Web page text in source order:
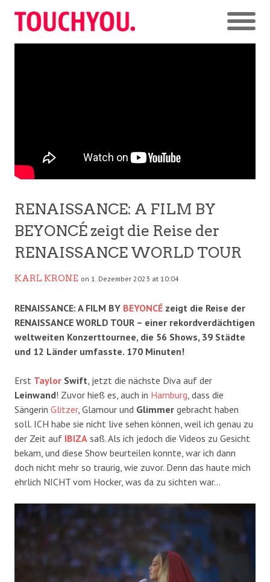
RENAISSANCE: A FILM BY
BEYONCÉ zeigt die Reise der
RENAISSANCE WORLD TOUR
KARL KRONE on 1. Dezember 2023 at 10:04
RENAISSANCE: A FILM BY BEYONCÉ zeigt die Reise der
RENAISSANCE WORLD TOUR – einer rekordverdächtigen
weltweiten Konzerttournee, die 56 Shows, 39 Städte
und 12 Länder umfasste. 170 Minuten!
Erst Taylor Swift , jetzt die nächste Diva auf der
Leinwand! Zuvor hieß es, auch in Hamburg , dass die
Sängerin Glitzer, Glamour und Glimmer gebracht haben
soll. ICH habe sie nicht live sehen können, weil ich genau zu
der Zeit auf IBIZA saß. Als ich jedoch die Videos zu Gesicht
bekam, und diese Show beurteilen konnte, war ich dann
doch nicht mehr so traurig, wie zuvor. Denn das haute mich
ehrlich NICHT vom Hocker, was da zu sichten war…